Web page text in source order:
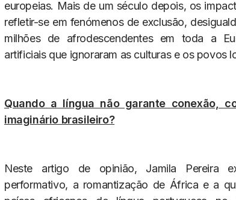
europeias. Mais de um século depois, os
refletir-se em fenómenos de exclusão,
milhões de afrodescendentes em toda a
artificiais que ignoraram as culturas e os povos
Quando a língua não garante conexão,
imaginário brasileiro?
Neste artigo de opinião, Jamila Pereira
performativo, a romantização de África e a